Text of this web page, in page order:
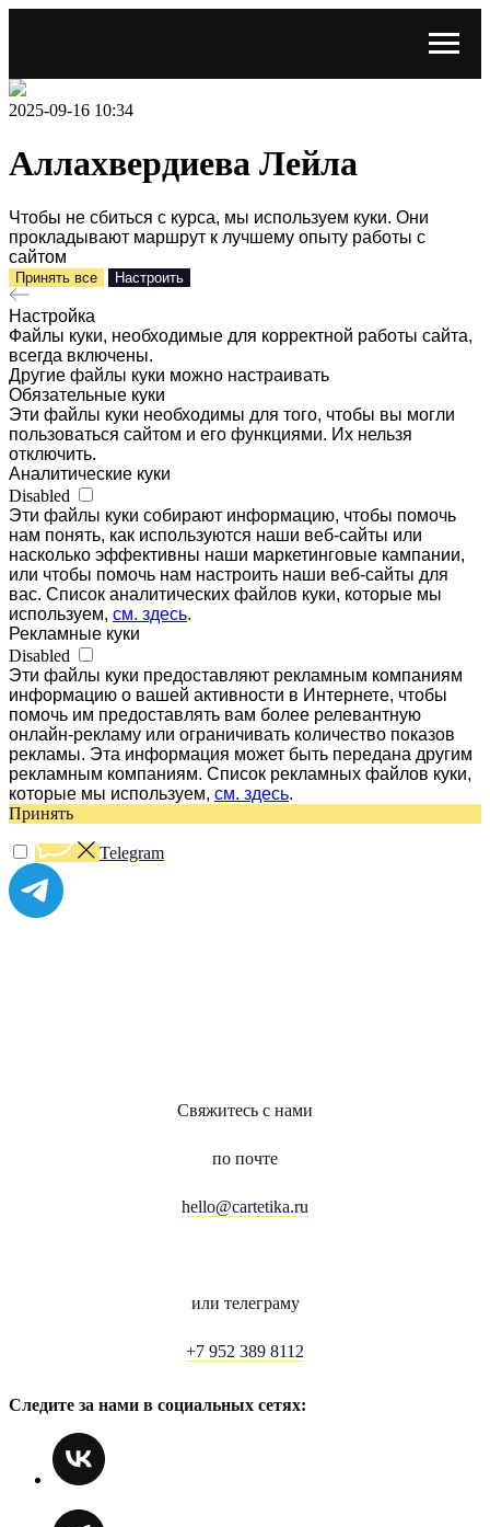
2025-09-16 10:34
Аллахвердиева Лейла
Чтобы не сбиться с курса, мы используем куки. Они
прокладывают маршрут к лучшему опыту работы с
сайтом
Принять все Настроить
Настройка
Файлы куки, необходимые для корректной работы сайта,
всегда включены.
Другие файлы куки можно настраивать
Обязательные куки
Эти файлы куки необходимы для того, чтобы вы могли
пользоваться сайтом и его функциями. Их нельзя
отключить.
Аналитические куки
Disabled
Эти файлы куки собирают информацию, чтобы помочь
нам понять, как используются наши веб-сайты или
насколько эффективны наши маркетинговые кампании,
или чтобы помочь нам настроить наши веб-сайты для
вас. Список аналитических файлов куки, которые мы
используем, см. здесь.
Рекламные куки
Disabled
Эти файлы куки предоставляют рекламным компаниям
информацию о вашей активности в Интернете, чтобы
помочь им предоставлять вам более релевантную
онлайн-рекламу или ограничивать количество показов
рекламы. Эта информация может быть передана другим
рекламным компаниям. Список рекламных файлов куки,
которые мы используем, см. здесь.
Принять
Telegram
Свяжитесь с нами
по почте
hello@cartetika.ru
или телеграму
+7 952 389 8112
Следите за нами в социальных сетях: